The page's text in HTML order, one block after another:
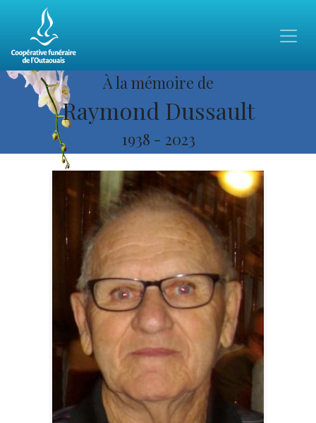
À la mémoire de
Raymond Dussault
1938 - 2023